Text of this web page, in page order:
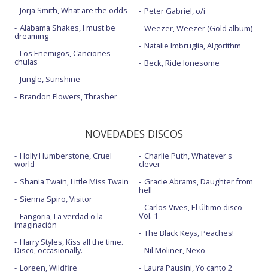
Jorja Smith, What are the odds
Alabama Shakes, I must be
dreaming
Los Enemigos, Canciones
chulas
Jungle, Sunshine
Brandon Flowers, Thrasher
Peter Gabriel, o/i
Weezer, Weezer (Gold album)
Natalie Imbruglia, Algorithm
Beck, Ride lonesome
NOVEDADES DISCOS
Holly Humberstone, Cruel
world
Shania Twain, Little Miss Twain
Sienna Spiro, Visitor
Fangoria, La verdad o la
imaginación
Harry Styles, Kiss all the time.
Disco, occasionally.
Loreen, Wildfire
Charlie Puth, Whatever's
clever
Gracie Abrams, Daughter from
hell
Carlos Vives, El último disco
Vol. 1
The Black Keys, Peaches!
Nil Moliner, Nexo
Laura Pausini, Yo canto 2